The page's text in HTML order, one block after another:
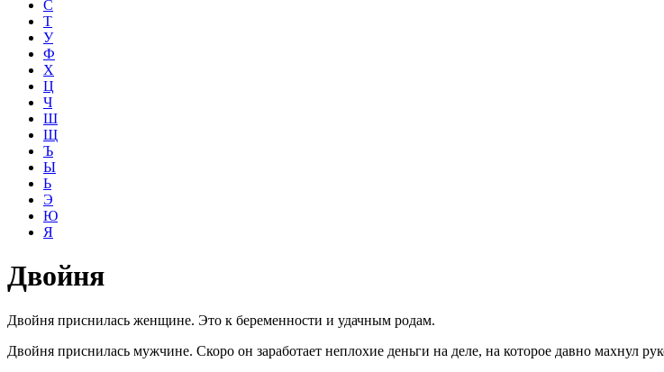
С
Т
У
Ф
Х
Ц
Ч
Ш
Щ
Ъ
Ы
Ь
Э
Ю
Я
Двойня
Двойня приснилась женщине. Это к беременности и удачным родам.
Двойня приснилась мужчине. Скоро он заработает неплохие деньги на деле, на которое давно махнул